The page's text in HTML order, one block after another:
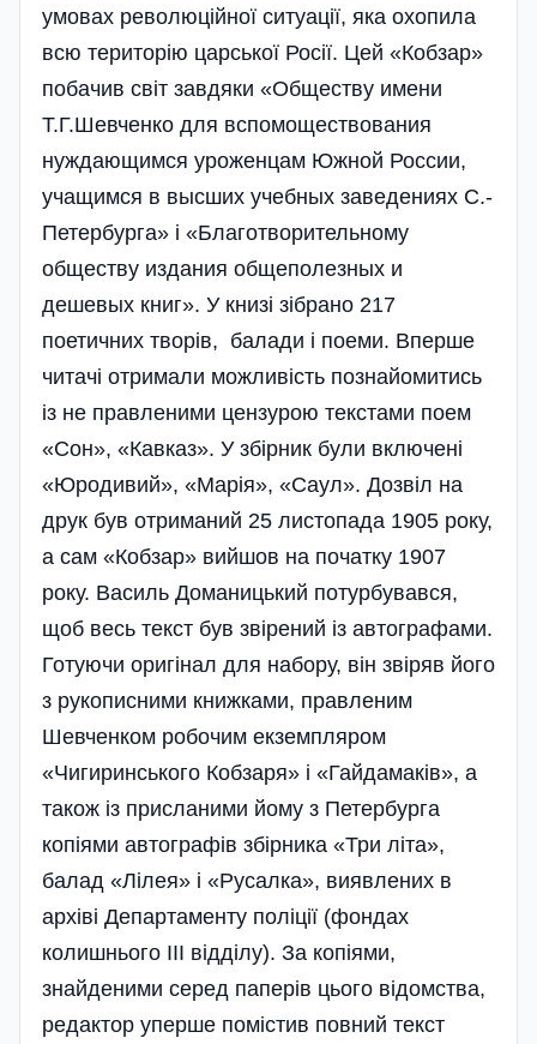
умовах револю­ційної ситуації, яка охопила
всю територію царської Росії. Цей «Кобзар»
побачив світ завдяки «Обществу имени
Т.Г.Шевченко для вспомоществования
нуждающимся уроженцам Южной России­,
учащимся в высших учебных заведениях С.-
Петербурга» і «Благотворительному
обществу издания­ общеполезных и
дешевых книг». У книзі зібрано 217
поетичних творів, балади і поеми. Вперше
читачі отримали можливість познайомитись
із не правленими цензурою текстами поем
«Сон», «Кавказ». У збірник були включені
«Юродивий», «Марія», «Саул». Дозвіл на
друк був отриманий 25 листопада 1905 року,
а сам «Кобзар» вийшов на початку 1907
року. Василь Доманицький потурбувався,
щоб весь текст був звірений із автографами.
Готуючи оригінал для набору, він звіряв його
з рукописними книжками, правленим
Шевченком робочим екземпляром
«Чигиринського Кобзаря» і «Гайдамаків», а
також із присланими йому з Петербурга
копіями автографів збірника «Три літа»,
балад «Лілея» і «Русалка», виявлених в
архіві Департаменту поліції (фондах
колишнього ІІІ відділу). За копіями,
знайденими серед паперів цього ві­домства,
редактор уперше помістив повний текст